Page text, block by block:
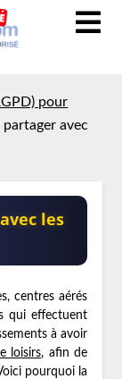
pour
avec
les
centres aérés
qui effectuent
à avoir
loisirs, afin de
pourquoi la